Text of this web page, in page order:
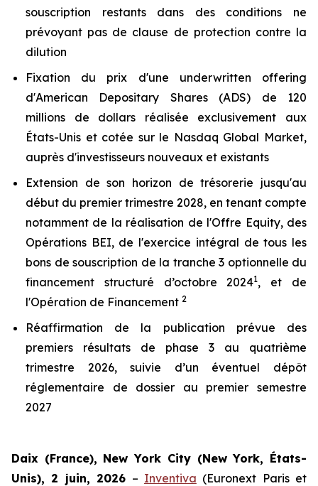
souscription restants dans des conditions ne
prévoyant pas de clause de protection contre la
dilution
Fixation du prix d'une underwritten
offering
d'American Depositary Shares(ADS) de 120
millions de dollars réalisée exclusivement aux
États-Unis et cotée sur le Nasdaq Global Market,
auprès d'investisseurs nouveaux et existants
Extension de son horizon de trésorerie jusqu'au
début du premier trimestre 2028, en tenant compte
notamment de la réalisation de l'Offre Equity, des
Opérations BEI, de l'exercice intégral de tous les
bons de souscription de la tranche 3 optionnelle du
financement structuré d’octobre 20241, et de
l'Opération de Financement 2
Réaffirmation de la publication prévue des
premiers résultats de phase 3 au quatrième
trimestre 2026, suivie d’un éventuel dépôt
réglementaire de dossier au premier semestre
2027
Daix (France), New York City (New York, États-
Unis), 2 juin, 2026 – Inventiva (Euronext Paris et